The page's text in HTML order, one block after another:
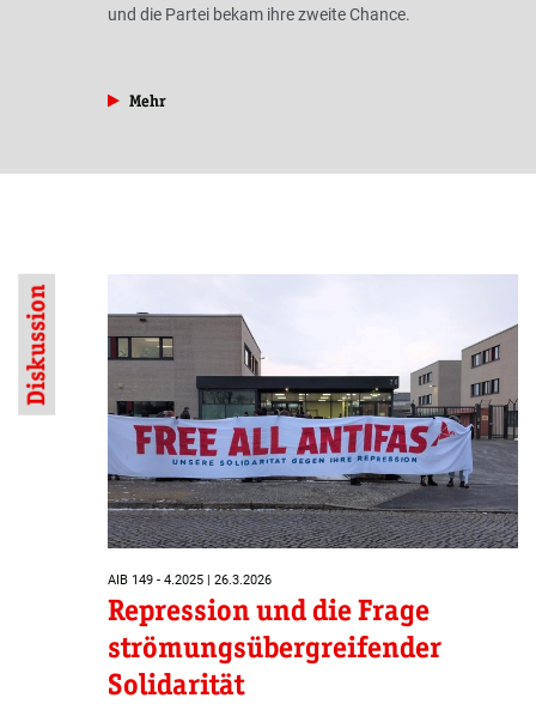
und die Partei bekam ihre zweite Chance.
Mehraus der Rubrik »Geschichte«
Diskussion
AIB 149 - 4.2025 | 26.3.2026
Repression und die Frage
strömungsübergreifender
Solidarität